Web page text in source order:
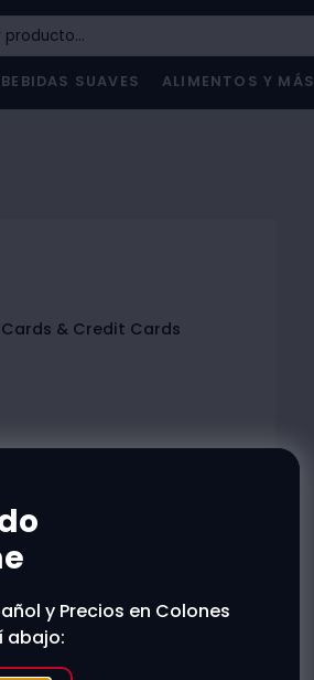
BEBIDAS SUAVES ALIMENTOS Y MÁS
Cards & Credit Cards
y Precios en Colones
abajo: